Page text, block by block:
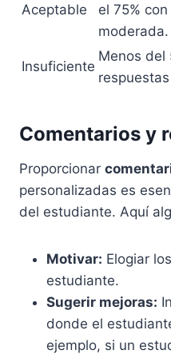
Aceptable
el 75%
moderada.
Insuficiente
Menos del
Comentarios y
Proporcionar
personalizadas es
del estudiante. Aquí
Motivar: Elogiar
estudiante.
Sugerir mejoras:
donde el
ejemplo, si un